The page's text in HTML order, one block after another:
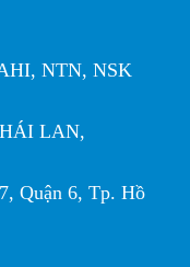
NTN, NSK
LAN,
Quận 6, Tp. Hồ